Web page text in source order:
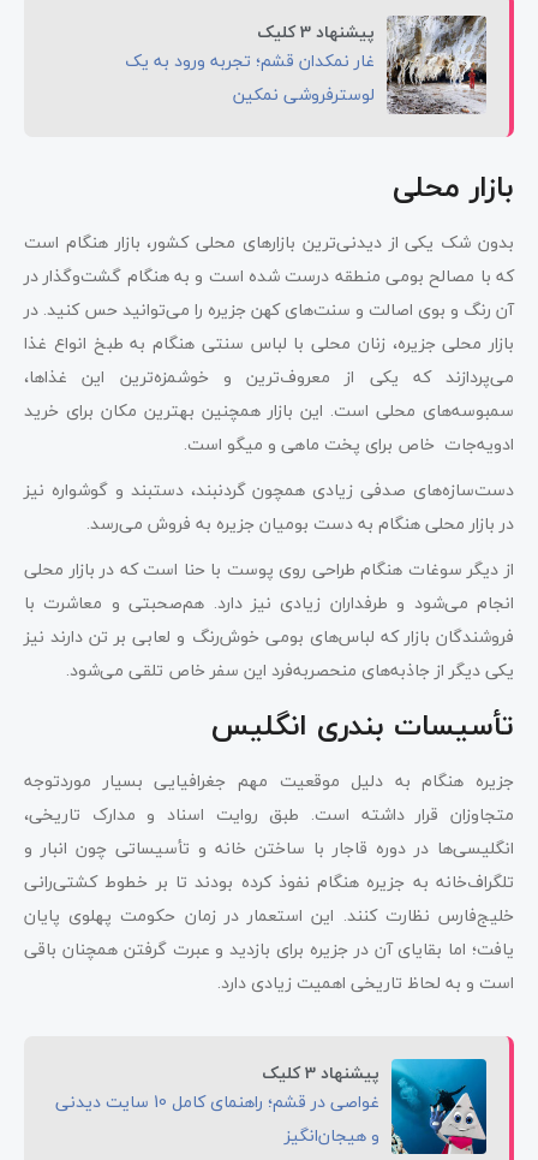
پیشنهاد 3 کلیک
غار نمکدان قشم؛ تجربه ورود به یک
لوسترفروشی نمکین
بازار محلی
بدون شک یکی از دیدنی‌ترین بازارهای محلی کشور، بازار هنگام است
که با مصالح بومی منطقه درست ‌شده است و به هنگام گشت‌وگذار در
آن رنگ و بوی اصالت و سنت‌های کهن جزیره را می‌توانید حس کنید. در
بازار محلی جزیره، زنان محلی با لباس سنتی هنگام به طبخ انواع غذا
می‌پردازند که یکی از معروف‌ترین و خوشمزه‌ترین این غذاها،
سمبوسه‌‌های محلی است. این بازار همچنین بهترین مکان برای خرید
ادویه‌جات خاص برای پخت ماهی و میگو است.
دست‌سازه‌های صدفی زیادی همچون گردنبند، دستبند و گوشواره نیز
در بازار محلی هنگام به دست بومیان جزیره به فروش می‌رسد.
از دیگر سوغات هنگام طراحی روی پوست با حنا است که در بازار محلی
انجام می‌شود و طرفداران زیادی نیز دارد. هم‌صحبتی و معاشرت با
فروشندگان بازار که لباس‌های بومی خوش‌رنگ و لعابی بر تن دارند نیز
یکی دیگر از جاذبه‌های منحصربه‌فرد این سفر خاص تلقی می‌شود.
تأسیسات بندری انگلیس
جزیره هنگام به دلیل موقعیت مهم جغرافیایی بسیار موردتوجه
متجاوزان قرار داشته است. طبق روایت اسناد و مدارک تاریخی،
انگلیسی‌ها در دوره قاجار با ساختن خانه و تأسیساتی چون انبار و
تلگراف‌خانه به جزیره هنگام نفوذ کرده بودند تا بر خطوط کشتی‌رانی
خلیج‌فارس نظارت کنند. این استعمار در زمان حکومت پهلوی پایان
یافت؛ اما بقایای آن در جزیره برای بازدید و عبرت گرفتن همچنان باقی
است و به لحاظ تاریخی اهمیت زیادی دارد.
پیشنهاد 3 کلیک
غواصی در قشم؛ راهنمای کامل 10 سایت دیدنی
و هیجان‌انگیز